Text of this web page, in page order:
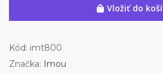
Vložiť do
Kód: imt800
Značka: Imou